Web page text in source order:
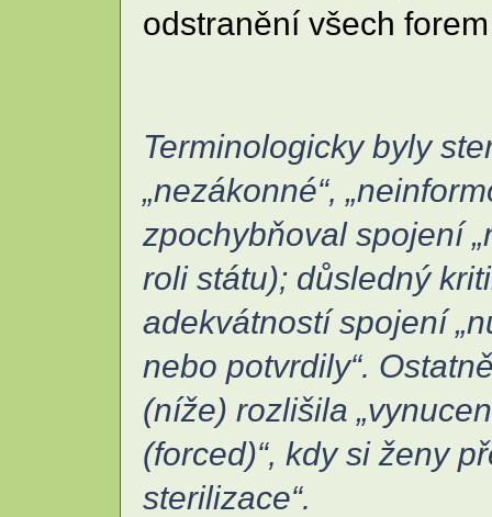
odstranění všech
Terminologicky byly
„nezákonné“,
zpochybňoval spojení
roli státu); důsledný
adekvátností spojení
nebo potvrdily“.
(níže) rozlišila
(forced)“, kdy si ženy
sterilizace“.